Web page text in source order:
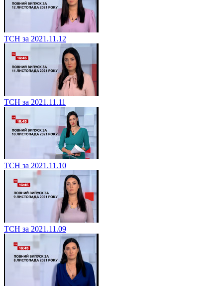
ТСН за 2021.11.12
ТСН за 2021.11.11
ТСН за 2021.11.10
ТСН за 2021.11.09